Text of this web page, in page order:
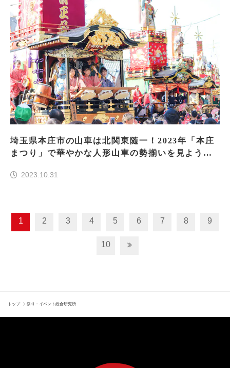
埼玉県本庄市の山車は北関東随一！2023年「本庄
まつり」で華やかな人形山車の勢揃いを見よう！
2023.10.31
1 2 3 4 5 6 7 8 9
10
トップ 祭り・イベント総合研究所